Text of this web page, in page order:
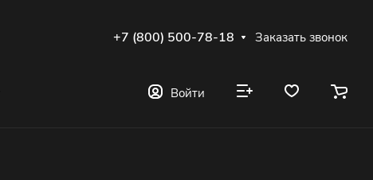
+7 (800) 500-78-18 Заказать звонок
Войти